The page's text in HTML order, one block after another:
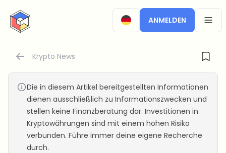
CryptoTicker
ANMELDEN
Krypto News
Die in diesem Artikel bereitgestellten Informationen
dienen ausschließlich zu Informationszwecken und
stellen keine Finanzberatung dar. Investitionen in
Kryptowährungen sind mit einem hohen Risiko
verbunden. Führe immer deine eigene Recherche
durch.